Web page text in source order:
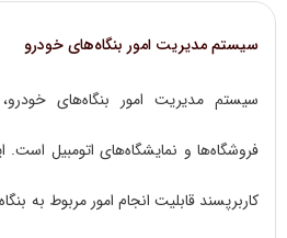
سیستم مدیریت امور بنگاه‌های خودرو
سیستم مدیریت امور بنگاه‌های
فروشگاه‌ها و نمایشگاه‌های اتومبیل
کاربرپسند قابلیت انجام امور مربوط به